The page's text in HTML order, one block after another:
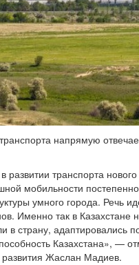
напрямую
развитии транспорта
мобильности
умного города. Речь
Именно так в
в страну, адаптировались
Казахстана», —
развития Жаслан Мадиев.